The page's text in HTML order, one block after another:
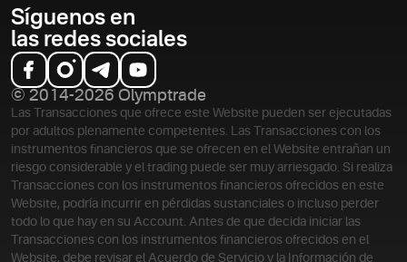
Síguenos en
las redes sociales
© 2014-2026 Olymptrade
Las Transacciones que ofrece este Website pueden ser ejecutadas
por adultos plenamente competentes. Las Transacciones con los
instrumentos financieros que se ofrecen en el Website entrañan un
riesgo considerable y el trading puede ser muy arriesgado. Si realiza
Transacciones con los instrumentos financieros ofrecidos en este
Website, podría incurrir en pérdidas sustanciales o incluso perder
todo lo que hay en su Account. Antes de que decida iniciar las
Transacciones con los instrumentos financieros ofrecidos en el
Website, debe revisar el Acuerdo de Servicio y la Información de